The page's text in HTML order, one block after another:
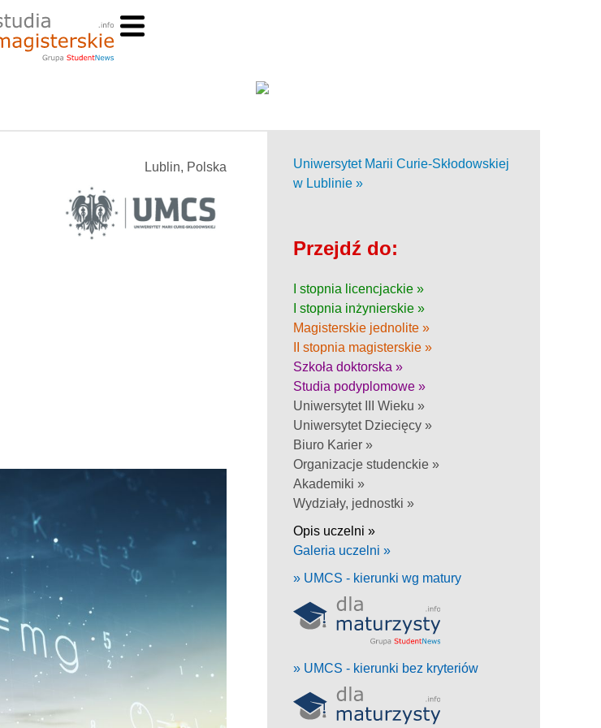
Lublin, Polska
Uniwersytet Marii Curie-Skłodowskiej
w Lublinie »
Przejdź do:
I stopnia licencjackie »
I stopnia inżynierskie »
Magisterskie jednolite »
II stopnia magisterskie »
Szkoła doktorska »
Studia podyplomowe »
Uniwersytet III Wieku »
Uniwersytet Dziecięcy »
Biuro Karier »
Organizacje studenckie »
Akademiki »
Wydziały, jednostki »
Opis uczelni »
Galeria uczelni »
» UMCS - kierunki wg matury
» UMCS - kierunki bez kryteriów